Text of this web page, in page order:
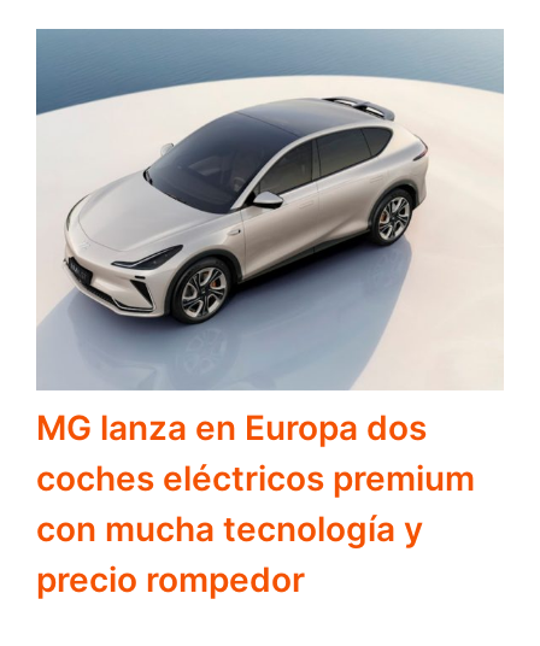
MG lanza en Europa dos
coches eléctricos premium
con mucha tecnología y
precio rompedor